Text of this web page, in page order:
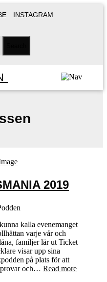
INSTAGRAM
2019
kalla evenemanget
varje vår och
familjer lär ut Ticket
visar upp sina
på plats för att
provar och… Read more